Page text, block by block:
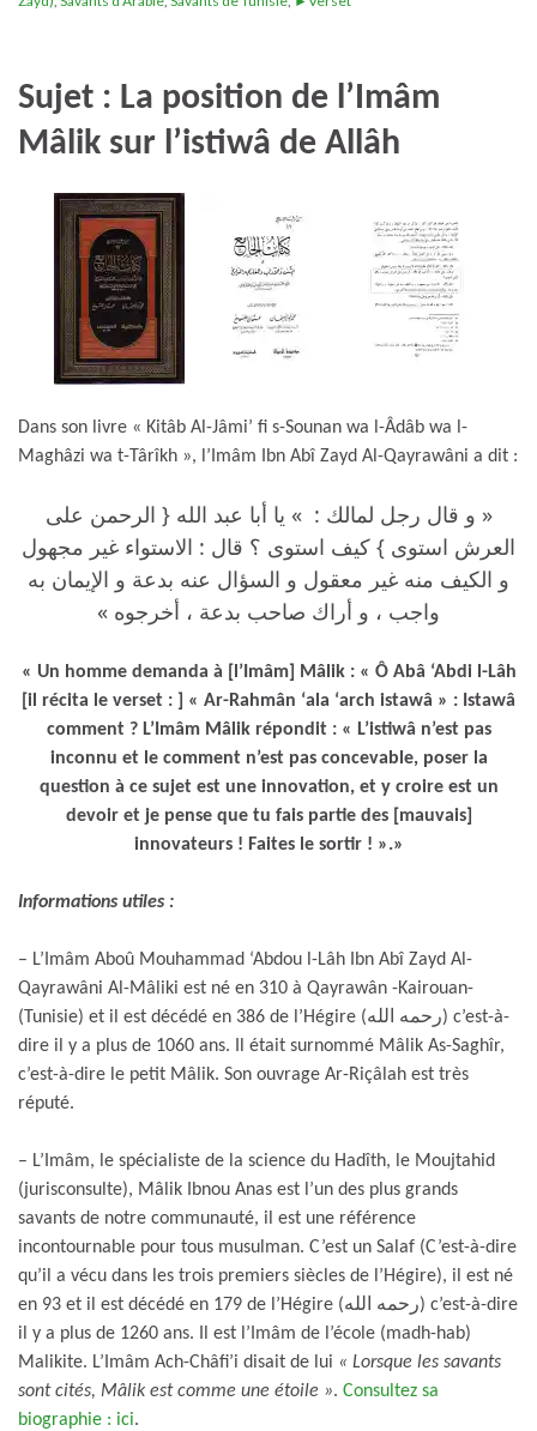
Sujet : La position de l’Imâm
Mâlik sur l’istiwâ de Allâh
Dans son livre « Kitâb Al-Jâmi’ fi s-Sounan wa l-Âdâb wa l-
Maghâzi wa t-Târîkh », l’Imâm Ibn Abî Zayd Al-Qayrawâni a dit :
« و قال رجل لمالك : » يا أبا عبد الله { الرحمن على
العرش استوى } كيف استوى ؟ قال : الاستواء غير مجهول
و الكيف منه غير معقول و السؤال عنه بدعة و الإيمان به
واجب ، و أراك صاحب بدعة ، أخرجوه »
« Un homme demanda à [l’Imâm] Mâlik : « Ô Abâ ‘Abdi l-Lâh
[il récita le verset : ] « Ar-Rahmân ‘ala ‘arch istawâ » : Istawâ
comment ? L’Imâm Mâlik répondit : « L’istiwâ n’est pas
inconnu et le comment n’est pas concevable, poser la
question à ce sujet est une innovation, et y croire est un
devoir et je pense que tu fais partie des [mauvais]
innovateurs ! Faites le sortir ! ».»
Informations utiles :
– L’Imâm Aboû Mouhammad ‘Abdou l-Lâh Ibn Abî Zayd Al-
Qayrawâni Al-Mâliki est né en 310 à Qayrawân -Kairouan-
(Tunisie) et il est décédé en 386 de l’Hégire (رحمه الله) c’est-à-
dire il y a plus de 1060 ans. Il était surnommé Mâlik As-Saghîr,
c’est-à-dire le petit Mâlik. Son ouvrage Ar-Riçâlah est très
réputé.
– L’Imâm, le spécialiste de la science du Hadîth, le Moujtahid
(jurisconsulte), Mâlik Ibnou Anas est l’un des plus grands
savants de notre communauté, il est une référence
incontournable pour tous musulman. C’est un Salaf (C’est-à-dire
qu’il a vécu dans les trois premiers siècles de l’Hégire), il est né
en 93 et il est décédé en 179 de l’Hégire (رحمه الله) c’est-à-dire
il y a plus de 1260 ans. Il est l’Imâm de l’école (madh-hab)
Malikite. L’Imâm Ach-Châfi’i disait de lui « Lorsque les savants
sont cités, Mâlik est comme une étoile ». Consultez sa
biographie : ici.